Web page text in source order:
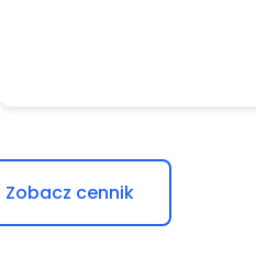
Zobacz cennik